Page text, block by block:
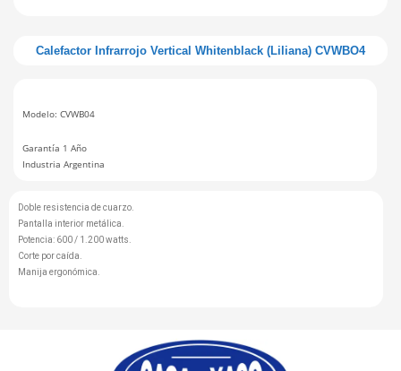
Calefactor Infrarrojo Vertical Whitenblack (Liliana) CVWBO4
Modelo: CVWB04
Garantía 1 Año
Industria Argentina
Doble resistencia de cuarzo.
Pantalla interior metálica.
Potencia: 600 / 1.200 watts.
Corte por caída.
Manija ergonómica.